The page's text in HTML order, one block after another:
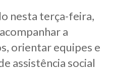
nesta terça-feira,
a
orientar equipes e
assistência social